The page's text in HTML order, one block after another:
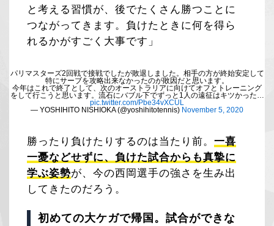
と考える習慣が、後でたくさん勝つことに
つながってきます。負けたときに何を得ら
れるかがすごく大事です」
パリマスターズ2回戦で接戦でしたが敗退しました。相手の方が終始安定して
特にサーブを攻略出来なかったのが敗因だと思います。
今年はこれで終了として、次のオーストラリアに向けてオフとトレーニング
をして行こうと思います。流石にバブル下でずっと1人の遠征はキツかった…
pic.twitter.com/Pbe34vXCUL
— YOSHIHITO NISHIOKA (@yoshihitotennis) November 5, 2020
勝ったり負けたりするのは当たり前。一喜
一憂などせずに、負けた試合からも真摯に
学ぶ姿勢が、今の西岡選手の強さを生み出
してきたのだろう。
初めての大ケガで帰国。試合ができな